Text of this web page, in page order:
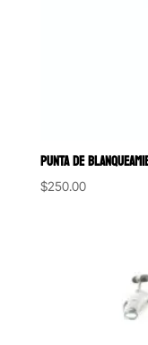
PUNTA DE
$250.00